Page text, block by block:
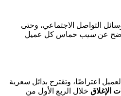
التواصل الاجتماعي، وحتى
عنسبب حماس كل عميل
اعتراضًا، وتقترح بدائل سعرية
خلال الربع الأول من